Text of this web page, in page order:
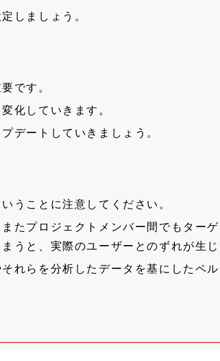
しましょう。
です。
化していきます。
デートしていきましょう。
うことに注意してください。
たプロジェクトメンバー間でもター
うと、実際のユーザーとのずれが生
れらを分析したデータを基にしたペ